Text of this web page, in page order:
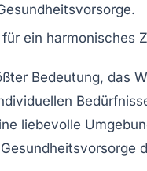
.
für ein harmonisches
Bedeutung, das
liebevolle